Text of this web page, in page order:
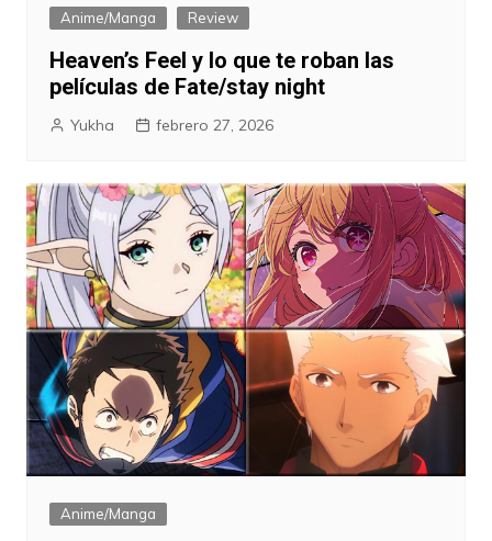
Anime/Manga Review
Heaven’s Feel y lo que te roban las
películas de Fate/stay night
Yukha febrero 27, 2026
Anime/Manga